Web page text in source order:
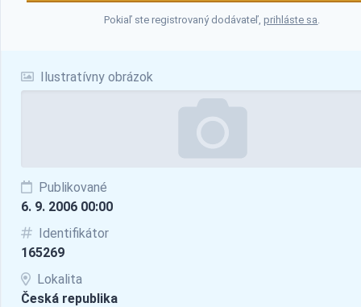
Ilustratívny obrázok
Publikované
6. 9. 2006 00:00
Identifikátor
165269
Lokalita
Česká republika
Pokiaľ ste registrovaný dodávateľ,prihláste sa.